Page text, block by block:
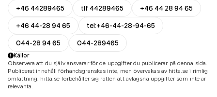
+46 44289465
tlf 44289465
+46 44 28 94 65
+46 44-28 94 65
tel:+46-44-28-94-65
044-28 94 65
044-289465
Källor
Observera att du själv ansvarar för de uppgifter du publicerar på denna sida.
Publicerat innehåll förhandsgranskas inte, men övervakas av hitta.se i rimlig
omfattning. hitta.se förbehåller sig rätten att avlägsna uppgifter som inte är
relevanta.